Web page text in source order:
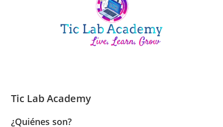
Tic Lab Academy
¿Quiénes son?